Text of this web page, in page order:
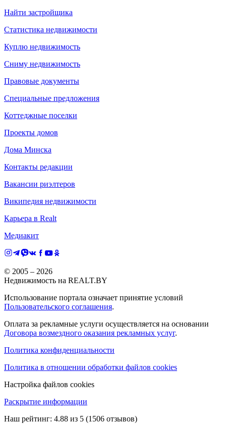
Найти застройщика
Статистика недвижимости
Куплю недвижимость
Сниму недвижимость
Правовые документы
Специальные предложения
Коттеджные поселки
Проекты домов
Дома Минска
Контакты редакции
Вакансии риэлтеров
Википедия недвижимости
Карьера в Realt
Медиакит
© 2005 – 2026
Недвижимость на REALT.BY
Использование портала означает принятие условий
Пользовательского соглашения.
Оплата за рекламные услуги осуществляется на основании
Договора возмездного оказания рекламных услуг.
Политика конфиденциальности
Политика в отношении обработки файлов cookies
Настройка файлов cookies
Раскрытие информации
Наш рейтинг: 4.88 из 5 (1506 отзывов)